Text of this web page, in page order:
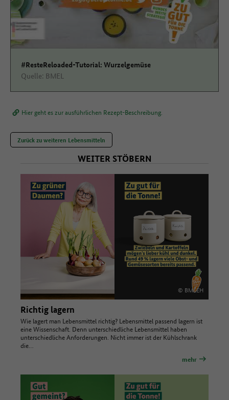
zustimmen
#ResteReloaded-Tutorial: Wurzelgemüse
Quelle: BMEL
Hier geht es zur ausführlichen Rezept-Beschreibung.
Zurück zu weiteren Lebensmitteln
WEITER STÖBERN
© BMLEH
Richtig lagern
Wie lagert man Lebensmittel richtig? Lebensmittel passend lagern ist
eine Wissenschaft. Denn unterschiedliche Lebensmittel haben
unterschiedliche Anforderungen. Nicht immer ist der Kühlschrank
die…
mehr